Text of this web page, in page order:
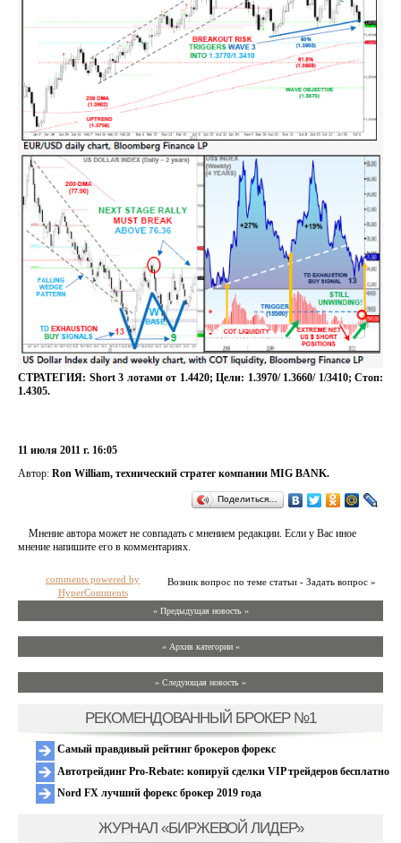
СТРАТЕГИЯ: Short 3 лотами от 1.4420; Цели: 1.3970/ 1.3660/ 1/3410; Стоп:
1.4305.
11 июля 2011 г. 16:05
Автор: Ron William, технический стратег компании MIG BANK.
Поделиться…
Мнение автора может не совпадать с мнением редакции. Если у Вас иное
мнение напишите его в комментариях.
Возник вопрос по теме статьи - Задать вопрос »
comments powered by
HyperComments
« Предыдущая новость «
» Архив категории «
» Следующая новость »
РЕКОМЕНДОВАННЫЙ БРОКЕР №1
Самый правдивый рейтинг брокеров форекс
Автотрейдинг Pro-Rebate: копируй сделки VIP трейдеров бесплатно
Nord FX лучший форекс брокер 2019 года
ЖУРНАЛ «БИРЖЕВОЙ ЛИДЕР»